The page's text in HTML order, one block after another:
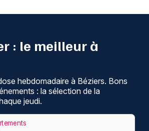
: le meilleur à
hebdomadaire à Béziers. Bons
: la sélection de la
jeudi.